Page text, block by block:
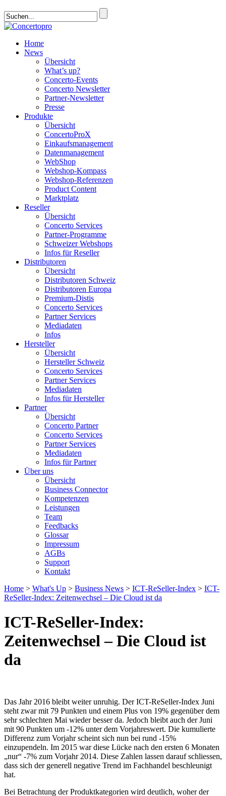
Home
News
Übersicht
What’s up?
Concerto-Events
Concerto Newsletter
Partner-Newsletter
Presse
Produkte
Übersicht
ConcertoProX
Einkaufsmanagement
Datenmanagement
WebShop
Webshop-Kompass
Webshop-Referenzen
Product Content
Marktplatz
Reseller
Übersicht
Concerto Services
Partner-Programme
Schweizer Webshops
Infos für Reseller
Distributoren
Übersicht
Distributoren Schweiz
Distributoren Europa
Premium-Distis
Concerto Services
Partner Services
Mediadaten
Infos
Hersteller
Übersicht
Hersteller Schweiz
Concerto Services
Partner Services
Mediadaten
Infos für Hersteller
Partner
Übersicht
Concerto Partner
Concerto Services
Partner Services
Mediadaten
Infos für Partner
Über uns
Übersicht
Business Connector
Kompetenzen
Leistungen
Team
Feedbacks
Glossar
Impressum
AGBs
Support
Kontakt
Home > What's Up > Business News > ICT‐ReSeller‐Index > ICT-
ReSeller-Index: Zeitenwechsel – Die Cloud ist da
ICT-ReSeller-Index:
Zeitenwechsel – Die Cloud ist
da
Das Jahr 2016 bleibt weiter unruhig. Der ICT-ReSeller-Index Juni
steht zwar mit 79 Punkten und einem Plus von 19% gegenüber dem
sehr schlechten Mai wieder besser da. Jedoch bleibt auch der Juni
mit 90 Punkten um -12% unter dem Vorjahreswert. Die kumulierte
Differenz zum Vorjahr scheint sich nun bei rund -15%
einzupendeln. Im 2015 war diese Lücke nach den ersten 6 Monaten
„nur“ -7% zum Vorjahr 2014. Diese Zahlen lassen darauf schliessen,
dass sich der generell negative Trend im Fachhandel beschleunigt
hat.
Bei Betrachtung der Produktkategorien wird deutlich, woher der